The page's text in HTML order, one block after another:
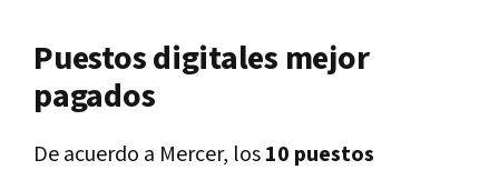
Puestos digitales mejor
pagados
De acuerdo a Mercer, los10 puestos